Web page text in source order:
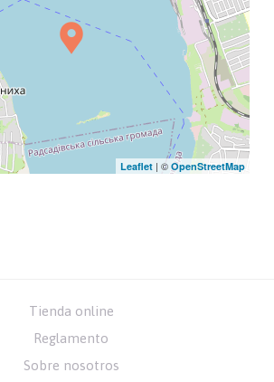
Leaflet| © OpenStreetMap
Tienda online
Reglamento
Sobre nosotros